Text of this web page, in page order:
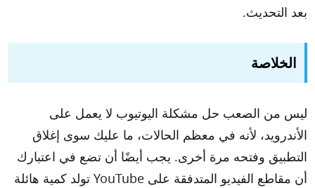
بعد التحديث.
الخلاصة
ليس من الصعب حل مشكلة اليوتيوب لا يعمل على
الأندرويد، لأنه في معظم الحالات، ما عليك سوى إغلاق
التطبيق وفتحه مرة أخرى. يجب أيضًا أن تضع في اعتبارك
أن مقاطع الفيديو المتدفقة على YouTube تولد كمية هائلة